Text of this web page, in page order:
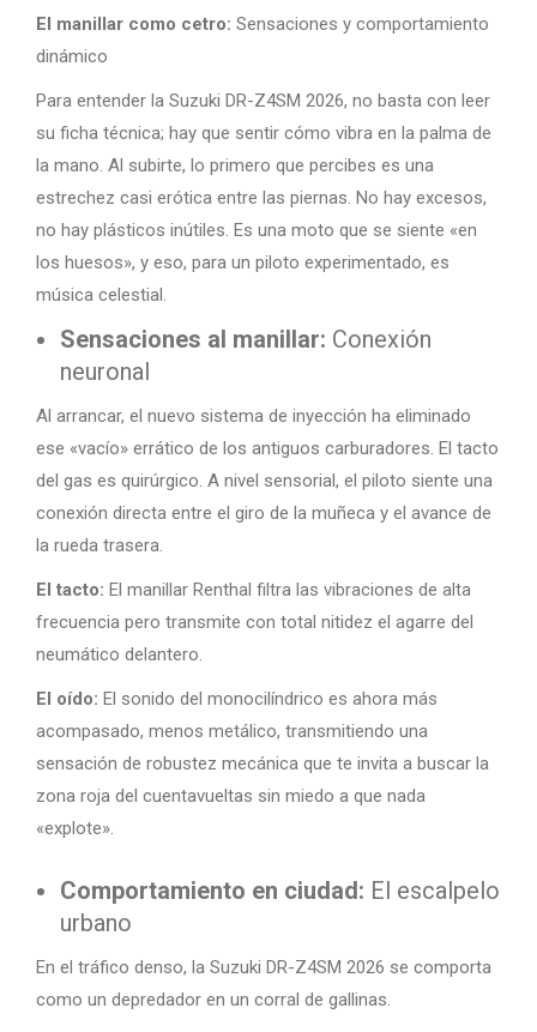
El manillar como cetro: Sensaciones y comportamiento
dinámico
Para entender la Suzuki DR-Z4SM 2026, no basta con leer
su ficha técnica; hay que sentir cómo vibra en la palma de
la mano. Al subirte, lo primero que percibes es una
estrechez casi erótica entre las piernas. No hay excesos,
no hay plásticos inútiles. Es una moto que se siente «en
los huesos», y eso, para un piloto experimentado, es
música celestial.
Sensaciones al manillar: Conexión
neuronal
Al arrancar, el nuevo sistema de inyección ha eliminado
ese «vacío» errático de los antiguos carburadores. El tacto
del gas es quirúrgico. A nivel sensorial, el piloto siente una
conexión directa entre el giro de la muñeca y el avance de
la rueda trasera.
El tacto: El manillar Renthal filtra las vibraciones de alta
frecuencia pero transmite con total nitidez el agarre del
neumático delantero.
El oído: El sonido del monocilíndrico es ahora más
acompasado, menos metálico, transmitiendo una
sensación de robustez mecánica que te invita a buscar la
zona roja del cuentavueltas sin miedo a que nada
«explote».
Comportamiento en ciudad: El escalpelo
urbano
En el tráfico denso, la Suzuki DR-Z4SM 2026 se comporta
como un depredador en un corral de gallinas.